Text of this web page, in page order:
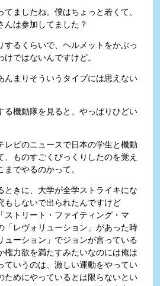
ましたね。僕はちょっと若くて、
は参加してました？
るくらいで、ヘルメットをかぶっ
ではないんですけど。
まりそういうタイプには思えない
機動隊を見ると、やっぱりひどい
ビのニュースで日本の学生と機動
ものすごくびっくりしたのを覚え
でやるのかって。
きに、大学が全学ストライキにな
もしないで出られたんですけど
ストリート・ファイティング・マ
「レヴォリューション」があった時
ューション」でジョンが言っている
権力欲を満たすみたいなのには俺は
ていうのは、激しい運動をやってい
ためにやっているとは限らないとい